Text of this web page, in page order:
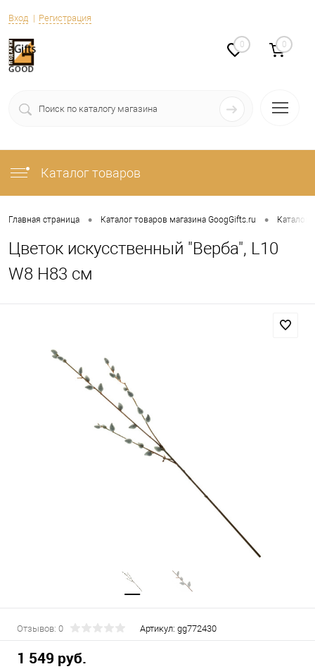
Вход Регистрация
0 0
Каталог товаров
Главная страница • Каталог товаров магазина GoogGifts.ru • Каталог
Цветок искусственный "Верба", L10
W8 H83 см
Отзывов: 0 Артикул: gg772430
1 549 руб.